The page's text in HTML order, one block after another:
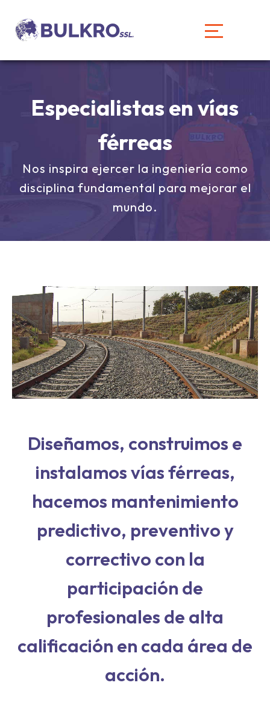
Especialistas en vías
férreas
Nos inspira ejercer la ingeniería como
disciplina fundamental para mejorar el
mundo.
Diseñamos, construimos e
instalamos vías férreas,
hacemos mantenimiento
predictivo, preventivo y
correctivo con la
participación de
profesionales de alta
calificación en cada área de
acción.